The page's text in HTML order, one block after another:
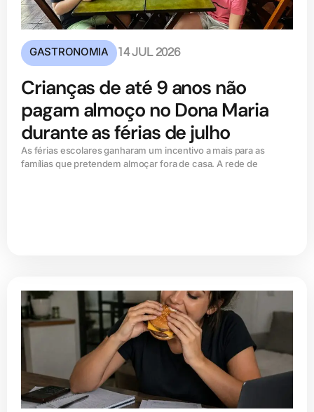
GASTRONOMIA 14 JUL 2026
Crianças de até 9 anos não
pagam almoço no Dona Maria
durante as férias de julho
As férias escolares ganharam um incentivo a mais para as
famílias que pretendem almoçar fora de casa. A rede de